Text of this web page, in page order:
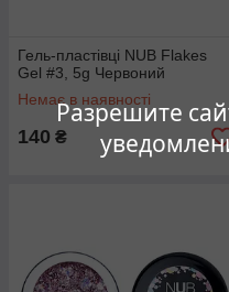
Разрешите
Гель-пластівці NUB Flakes
Gel #3, 5g Червоний
Немає в наявності
140 ₴